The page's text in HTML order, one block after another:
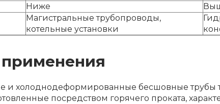
Ниже
Магистральные трубопроводы,
котельные установки
и холоднодеформированные бесшовные трубы
посредством горячего проката,